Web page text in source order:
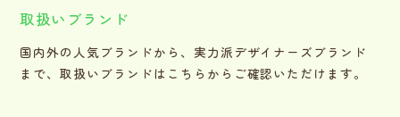
取扱いブランド
国内外の人気ブランドから、実力派デザイナーズブランド
まで、取扱いブランドはこちらからご確認いただけます。